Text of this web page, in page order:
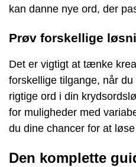
kan danne nye ord, der
Prøv forskellige
Det er vigtigt at tænke
forskellige tilgange, når
rigtige ord i din
for muligheder med
du dine chancer for at
Den komplette